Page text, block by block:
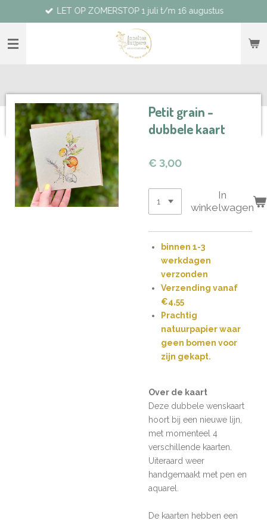
direct
naar
hoofdinhoud
LET OP ZOMERSTOP 1 juli t/m 16 augustus
Petit grain -
dubbele kaart
€ 3,00
In
winkelwagen
binnen 1-3
werkdagen
verzonden
Verzending vanaf
€4,55
Prachtig
natuurpapier waar
geen bomen voor
zijn gekapt.
Over de kaart
Deze dubbele wenskaart
hoort bij een nieuwe lijn,
met momenteel 4
verschillende kaarten.
Uiteraard weer
handgemaakt met pen en
aquarel.
De kaarten hebben een